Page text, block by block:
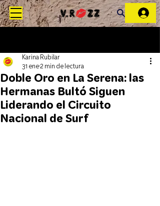
Doble Oro en La Serena: las
Hermanas Bultó Siguen
Liderando el Circuito
Nacional de Surf
Karina Rubilar
31 ene2 min de lectura